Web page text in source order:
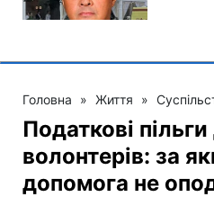
Головна » Життя »
Податкові
волонтерів: за
допомога не